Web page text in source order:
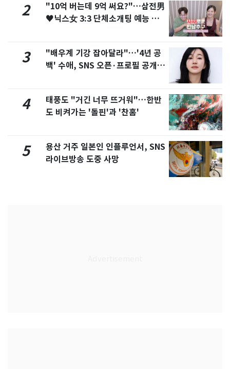
2
"10억 버는데 9억 써요?"…삼전男
♥닉스女 3:3 단체소개팅 예능 화
3
"배우계 기강 잡아달라"…'4년 공
백' 수애, SNS 오픈·프로필 공개
4
태풍도 "거긴 너무 뜨거워"…한반
도 비켜가는 '돌핀'과 '찬홈'
5
용산 거주 일본인 인플루언서, SNS
라이브방송 도중 사망